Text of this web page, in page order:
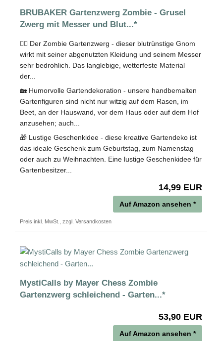
BRUBAKER Gartenzwerg Zombie - Grusel
Zwerg mit Messer und Blut...*
🧟‍♂️ Der Zombie Gartenzwerg - dieser blutrünstige Gnom
wirkt mit seiner abgenutzten Kleidung und seinem Messer
sehr bedrohlich. Das langlebige, wetterfeste Material
der...
🏡 Humorvolle Gartendekoration - unsere handbemalten
Gartenfiguren sind nicht nur witzig auf dem Rasen, im
Beet, an der Hauswand, vor dem Haus oder auf dem Hof
anzusehen; auch...
🎁 Lustige Geschenkidee - diese kreative Gartendeko ist
das ideale Geschenk zum Geburtstag, zum Namenstag
oder auch zu Weihnachten. Eine lustige Geschenkidee für
Gartenbesitzer...
14,99 EUR
Auf Amazon ansehen *
Preis inkl. MwSt., zzgl. Versandkosten
MystiCalls by Mayer Chess Zombie
Gartenzwerg schleichend - Garten...*
53,90 EUR
Auf Amazon ansehen *